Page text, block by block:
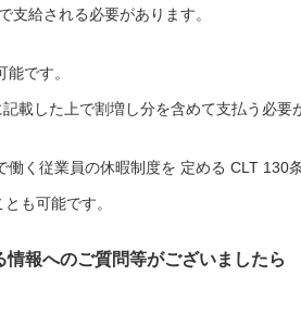
支給される必要があります。
です。
載した上で割増し分を含めて支払う必要
く従業員の休暇制度を 定める CLT 130
も可能です。
報へのご質問等がございましたら